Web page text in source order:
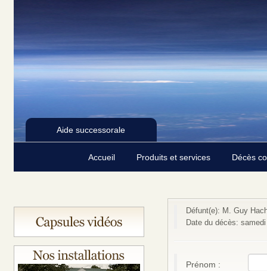
Aide successorale
Accueil Produits et services Décès
Défunt(e): M. Guy
Date du décès:
Prénom :